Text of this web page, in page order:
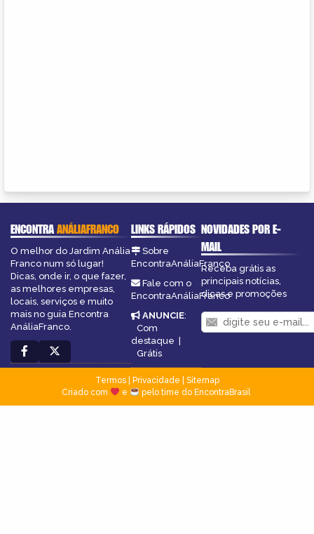
ENCONTRAANÁLIAFRANCO
O melhor do Jardim Anália
Franco num só lugar!
Dicas, onde ir, o que fazer,
as melhores empresas,
locais, serviços e muito
mais no guia Encontra
AnáliaFranco.
LINKS RÁPIDOS
Sobre
EncontraAnáliaFranco
Fale com o
EncontraAnáliaFranco
ANUNCIE:
Com
destaque |
Grátis
NOVIDADES POR E-
MAIL
Receba grátis as
principais notícias,
dicas e promoções
Termos| Privacidade
Sitemap
Criado com
e pelo time do EncontraBrasil